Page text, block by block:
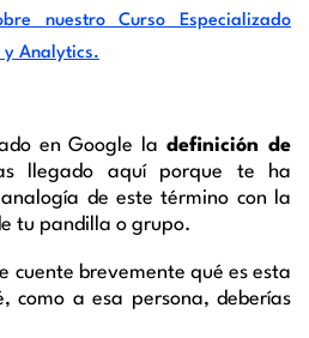
nuestro Curso Especializado
y Analytics.
en Google ladefinición de
llegado aquí porque te ha
de este término con la
tu pandilla o grupo.
cuente brevemente qué es esta
como a esa persona, deberías